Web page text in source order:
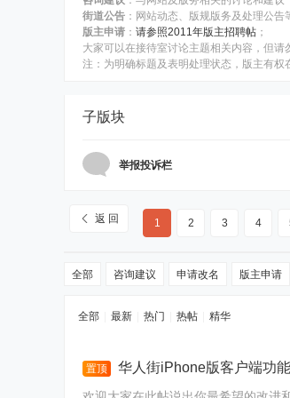
街道公告 ：网站动态、版规版务及处理公告
版主申请 ： 请参照2011年版主招聘帖 ；
大家可以在接待室讨论主题相关内容，但请
注：为明确标题及表明处理状态，版主有权
子版块
举报投诉栏
返 回 1 2 3 4
全部 咨询建议 申请改名 版主申请
全部 最新 热门 热帖 精华
置顶 华人街iPhone版客户端功